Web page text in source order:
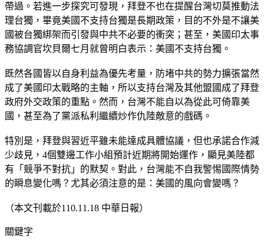
帶過。若進一步探究可發現，拜登不也在提醒台灣切莫推動法
理台獨，畢竟美國不支持台獨是長期政策，目的不外是不讓美
國被台獨綁架而引發與中共不必要的衝突；甚至，美國印太事
務協調官坎貝爾七月就曾明白表示：美國不支持台獨。
既然各國皆以自身利益為優先考量，防堵中共的勢力擴張當然
成了美國印太戰略的主軸，所以支持台灣及其他盟國成了拜登
政府外交政策的重點。然而，台灣不能自以為從此可倚靠美
國，甚至為了黨派私利繼續炒作仇陸敵意的戲碼。
特別是，拜登與習近平雖未能達成具體協議，但也承諾合作減
少歧見，4個雙邊工作小組預計近期將開始運作，顯見美陸都
有「競爭不對抗」的默契。對此，台灣能不自我警惕國際情勢
的瞬息變化嗎？尤其必須注意的是：美國的風向會變嗎？
（本文刊載於110.11.18 中華日報）
關鍵字